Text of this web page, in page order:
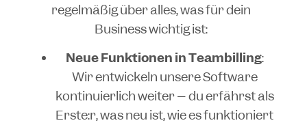
regelmäßig über alles, was für dein
Business wichtig ist:
Neue Funktionen in Teambilling:
Wir entwickeln unsere Software
kontinuierlich weiter – du erfährst als
Erste:r, was neu ist, wie es funktioniert